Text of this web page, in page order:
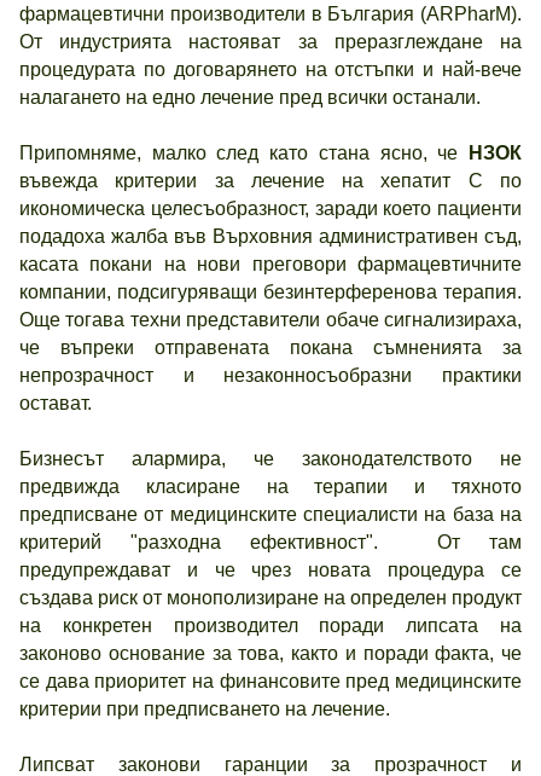
фармацевтични производители в България (ARPharM).
От индустрията настояват за преразглеждане на
процедурата по договарянето на отстъпки и най-вече
налагането на едно лечение пред всички останали.
Припомняме, малко след като стана ясно, че
НЗОК
въвежда критерии за лечение на хепатит С по
икономическа целесъобразност, заради което пациенти
подадоха жалба във Върховния административен съд,
касата покани на нови преговори фармацевтичните
компании, подсигуряващи безинтерференова терапия.
Още тогава техни представители обаче сигнализираха,
че въпреки отправената покана съмненията за
непрозрачност и незаконносъобразни практики
остават.
Бизнесът алармира, че законодателството не
предвижда класиране на терапии и тяхното
предписване от медицинските специалисти на база на
критерий "разходна ефективност". От там
предупреждават и че чрез новата процедура се
създава риск от монополизиране на определен продукт
на конкретен производител поради липсата на
законово основание за това, както и поради факта, че
се дава приоритет на финансовите пред медицинските
критерии при предписването на лечение.
Липсват законови гаранции за прозрачност и